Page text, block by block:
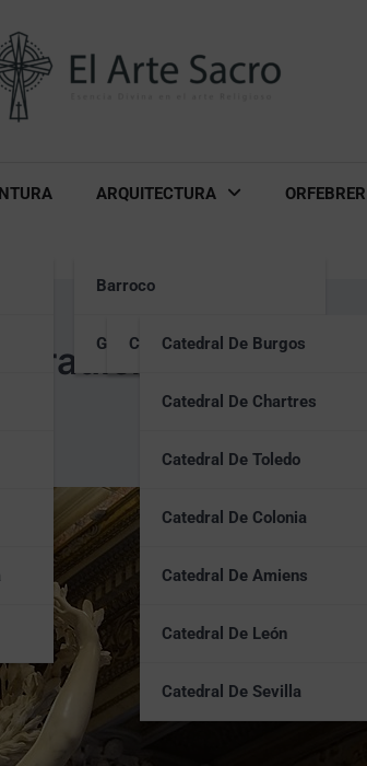
ARQUITECTURA
Barroco
GóticoCatedrales Góticas
Catedral De Burgos
Catedral De Chartres
Catedral De Toledo
Catedral De Colonia
Catedral De Amiens
Catedral De León
Catedral De Sevilla
tradición en el arte